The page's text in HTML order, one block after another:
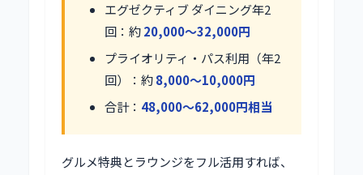
エグゼクティブ ダイニング年2
回：約20,000〜32,000円
プライオリティ・パス利用（年2
回）：約8,000〜10,000円
合計： 48,000〜62,000円相当
グルメ特典とラウンジをフル活用すれば、